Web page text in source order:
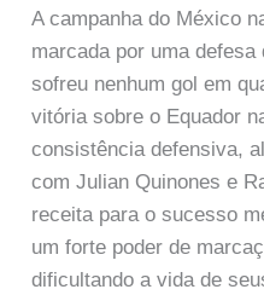
A campanha do México
marcada por uma defesa
sofreu nenhum gol em
vitória sobre o Equador
consistência defensiva,
com Julian Quinones e
receita para o sucesso
um forte poder de
dificultando a vida de